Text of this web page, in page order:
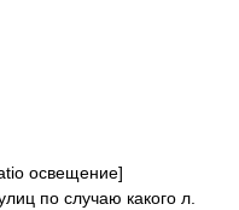
освещение]
по случаю какого л.